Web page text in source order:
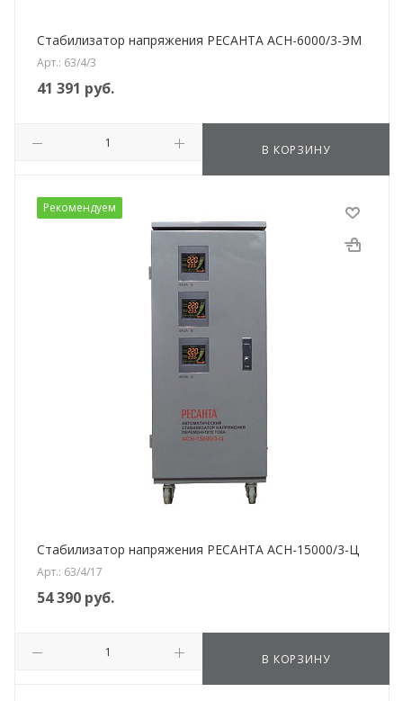
Стабилизатор напряжения РЕСАНТА АСН-6000/3-ЭМ
Арт.: 63/4/3
41 391 руб.
В КОРЗИНУ
Рекомендуем
Стабилизатор напряжения РЕСАНТА АСН-15000/3-Ц
Арт.: 63/4/17
54 390 руб.
В КОРЗИНУ